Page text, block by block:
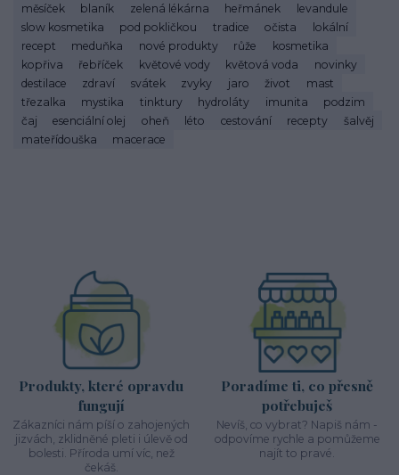
měsíček
blaník zelená lékárna heřmánek
levandule
slow kosmetika
pod pokličkou tradice očista
lokální
recept
meduňka nové produkty růže
kosmetika
kopřiva
řebříček květové vody květová voda
novinky
destilace
zdraví svátek zvyky jaro život
mast
třezalka
mystika tinktury hydroláty imunita
podzim
čaj
esenciální olej oheň léto cestování recepty
šalvěj
mateřídouška
macerace
Produkty, které opravdu
fungují
Zákazníci nám píší o zahojených
jizvách, zklidněné pleti i úlevě od
bolesti. Příroda umí víc, než
čekáš.
Poradíme ti, co přesně
potřebuješ
Nevíš, co vybrat? Napiš nám -
odpovíme rychle a pomůžeme
najít to pravé.